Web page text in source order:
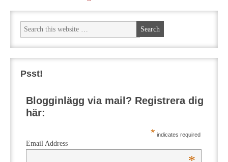
Psst!
Blogginlägg via mail? Registrera dig
här:
* indicates required
Email Address